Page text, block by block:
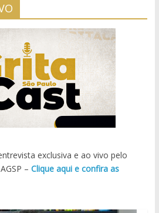
exclusiva e ao vivo pelo
– Clique aqui e confira as